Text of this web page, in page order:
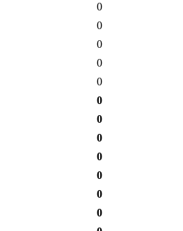
0
0
0
0
0
0
0
0
0
0
0
0